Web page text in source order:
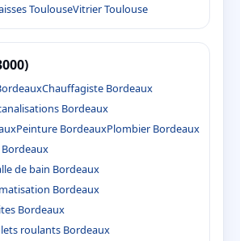
ToulouseVitrier Toulouse
Chauffagiste Bordeaux
Bordeaux
Peinture BordeauxPlombier Bordeaux
de bain Bordeaux
Bordeaux
Bordeaux
roulants Bordeaux